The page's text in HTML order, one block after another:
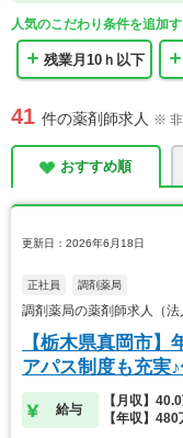
人気のこだわり条件を追加
残業月10ｈ以下
41 件の薬剤師求人 ※ 非
おすすめ順
更新日：2026年6月18日
正社員 調剤薬局
調剤薬局の薬剤師求人（
【栃木県真岡市】
アパス制度も充実
給与
【月収】
【年収】